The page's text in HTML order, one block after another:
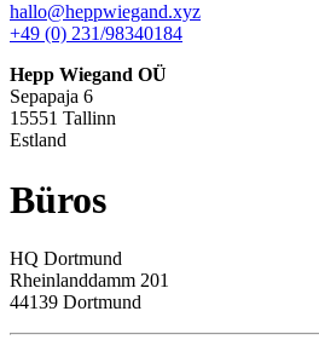
hallo@heppwiegand.xyz
+49 (0) 231/98340184
Hepp Wiegand OÜ
Sepapaja 6
15551 Tallinn
Estland
Büros
HQ Dortmund
Rheinlanddamm 201
44139 Dortmund